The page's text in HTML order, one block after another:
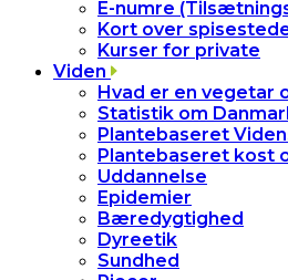
E-numre
Kort over
Kurser for private
Viden
Hvad er en vegetar
Statistik om
Plantebaseret
Plantebaseret kost
Uddannelse
Epidemier
Bæredygtighed
Dyreetik
Sundhed